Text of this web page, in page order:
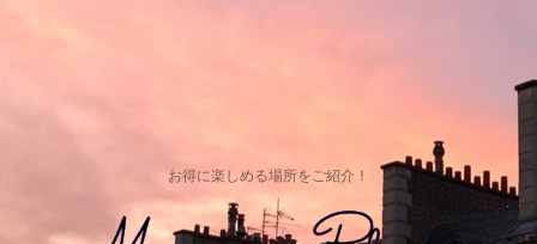
お得に楽しめる場所をご紹介！